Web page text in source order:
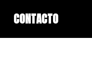
CONTACTO